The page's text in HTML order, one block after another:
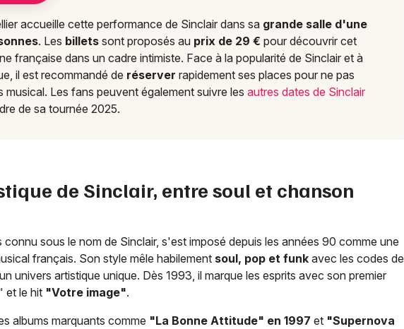
Mon email
Je m'abonne
accueille cette performance de Sinclair dans sa grande salle d'une
. Les billets sont proposés au prix de 29 € pour découvrir cet
française dans un cadre intimiste. Face à la popularité de Sinclair et à
il est recommandé de réserver rapidement ses places pour ne pas
Les fans peuvent également suivre les autres dates de Sinclair
de sa tournée 2025.
de Sinclair, entre soul et chanson
sous le nom de Sinclair, s'est imposé depuis les années 90 comme une
français. Son style mêle habilement soul, pop et funk avec les codes de
univers artistique unique. Dès 1993, il marque les esprits avec son premier
et le hit "Votre image".
albums marquants comme "La Bonne Attitude" en 1997 et "Supernova